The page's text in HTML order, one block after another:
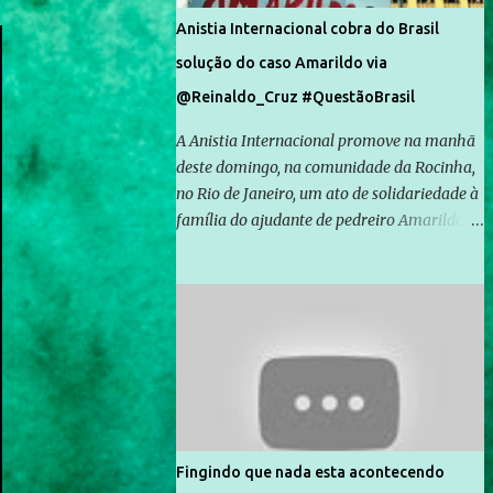
Anistia Internacional cobra do Brasil
solução do caso Amarildo via
@Reinaldo_Cruz #QuestãoBrasil
A Anistia Internacional promove na manhã
deste domingo, na comunidade da Rocinha,
no Rio de Janeiro, um ato de solidariedade à
família do ajudante de pedreiro Amarildo de
Rocinha. A assessora de Direitos Humanos
da Anistia Internacional, Renata Neder, disse
à Agência Brasil que ações e atividades de
mobilização são feitas normalmente pela
organização não governamental. As ações
de solidariedade são promovidas em apoio
Fingindo que nada esta acontecendo